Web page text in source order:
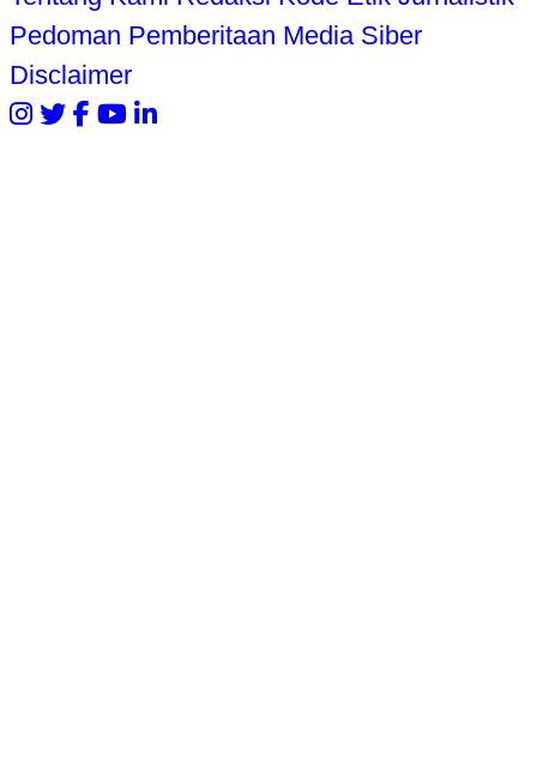
Pedoman Pemberitaan Media Siber
Disclaimer